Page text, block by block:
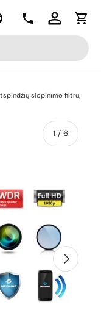
KontaktaiPrisijungti
slopinimo filtru,
1 / apie
6
Kitas